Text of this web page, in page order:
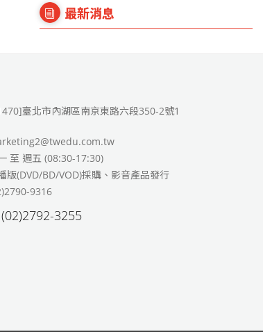
最新消息
臺北市內湖區南京東路六段350-2號1
至 週五 (08:30-17:30)
版(DVD/BD/VOD)採購、影音產品發行
9316
(02)2792-3255